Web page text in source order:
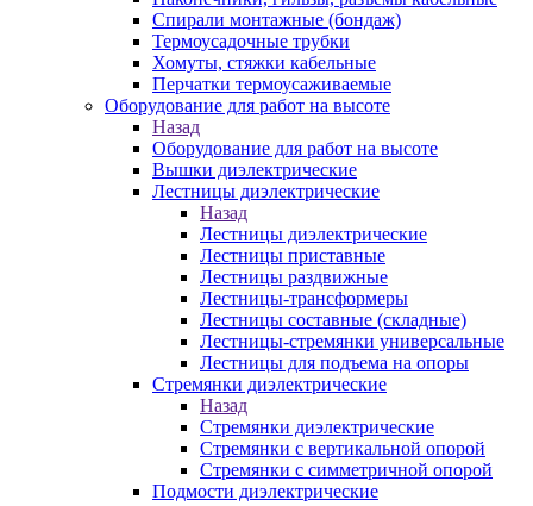
Спирали монтажные (бондаж)
Термоусадочные трубки
Хомуты, стяжки кабельные
Перчатки термоусаживаемые
Оборудование для работ на высоте
Назад
Оборудование для работ на высоте
Вышки диэлектрические
Лестницы диэлектрические
Назад
Лестницы диэлектрические
Лестницы приставные
Лестницы раздвижные
Лестницы-трансформеры
Лестницы составные (складные)
Лестницы-стремянки универсальные
Лестницы для подъема на опоры
Стремянки диэлектрические
Назад
Стремянки диэлектрические
Стремянки с вертикальной опорой
Стремянки с симметричной опорой
Подмости диэлектрические